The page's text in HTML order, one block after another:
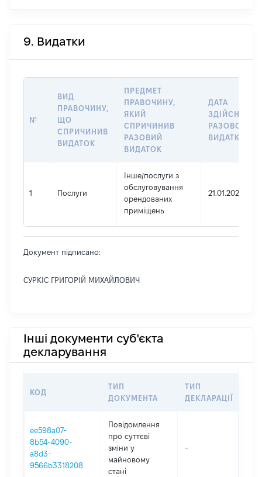
9. Видатки
№
ВИД
ПРАВОЧИНУ,
ЩО
СПРИЧИНИВ
ВИДАТОК
ПРЕДМЕТ
ПРАВОЧИНУ,
ЯКИЙ
СПРИЧИНИВ
РАЗОВИЙ
ВИДАТОК
ДАТА
ЗДІЙСНЕННЯ
РАЗОВОГО
ВИДАТКУ
1 Послуги
Інше/послуги з
обслуговування
орендованих
приміщень
21.01.2022
Документ підписано:
СУРКІС ГРИГОРІЙ МИХАЙЛОВИЧ
Інші документи суб'єкта
декларування
КОД
ТИП
ДОКУМЕНТА
ТИП
ДЕКЛАРАЦІЇ
ee598a07-
8b54-4090-
a8d3-
9566b3318208
Повідомлення
про суттєві
зміни y
майновому
стані
-